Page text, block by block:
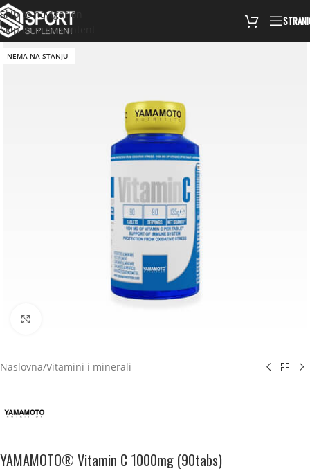
Skip to navigation
Skip to main content
NEMA NA STANJU
Naslovna/Vitamini i minerali
YAMAMOTO® Vitamin C 1000mg (90tabs)